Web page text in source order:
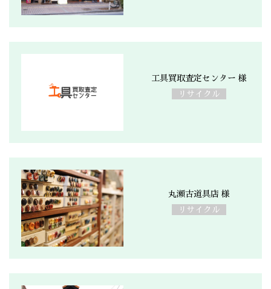
工具買取査定センター 様
リサイクル
丸瀬古道具店 様
リサイクル